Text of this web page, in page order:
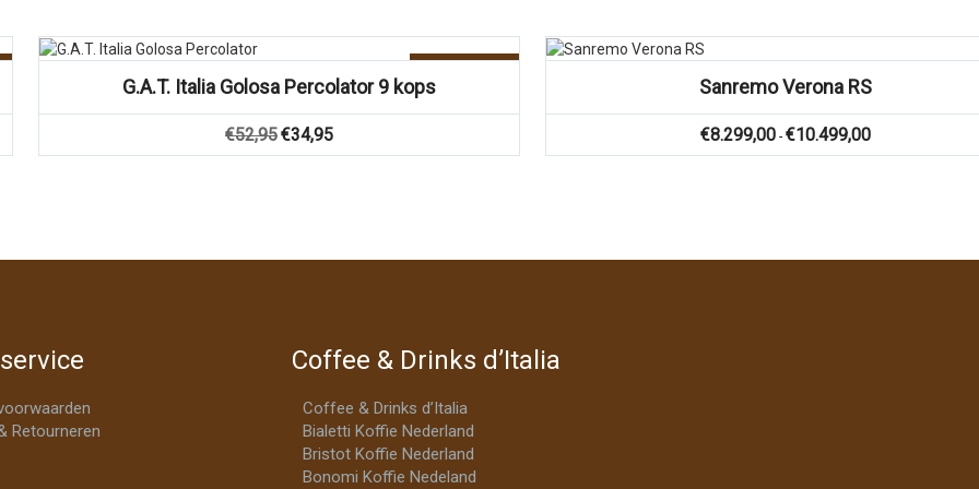
G.A.T. Italia Golosa Percolator 9 kops
€52,95 Oorspronkelijke
€34,95Huidige
Vergelijk
Sanremo Verona RS
€8.299,00 - €10.499,00Prijsklasse:
Retourneren
Coffee & Drinks d’Italia
Coffee & Drinks d’Italia
Bialetti Koffie Nederland
Bristot Koffie Nederland
Bonomi Koffie Nedeland